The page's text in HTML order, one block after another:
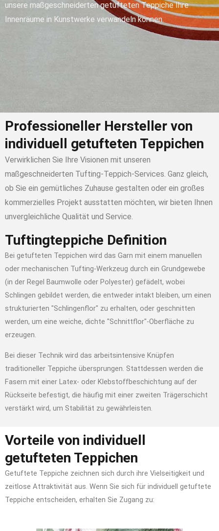
unsere maßgeschneiderten getufteten Teppiche Ihre
Innenräume in Kunstwerke verwandeln können.
Professioneller Hersteller von
individuell getufteten Teppichen
Verwirklichen Sie Ihre Visionen mit unseren
maßgeschneiderten Tufting-Teppich-Services. Ganz gleich,
ob Sie ein gemütliches Zuhause gestalten oder ein großes
kommerzielles Projekt ausstatten möchten, wir bieten Ihnen
unvergleichliche Qualität und Service.
Tuftingteppiche Definition
Bei getufteten Teppichen wird das Garn mit einem manuellen
oder mechanischen Tufting-Werkzeug durch ein Grundgewebe
(in der Regel Baumwolle oder Polyester) gefädelt, wobei
Schlingen gebildet werden, die entweder intakt bleiben, um einen
strukturierten "Schlingenflor" zu erhalten, oder geschnitten
werden, um eine weiche, dichte "Schnittflor"-Oberfläche zu
erzeugen.
Bei dieser Technik wird das arbeitsintensive Knüpfen
traditioneller Teppiche übersprungen. Stattdessen werden die
Fasern mit einer Latex- oder Klebstoffbeschichtung auf der
Rückseite befestigt, die häufig mit einer zweiten Trägerschicht
verstärkt wird, um Stabilität zu gewährleisten.
Vorteile von individuell
getufteten Teppichen
Getuftete Teppiche zeichnen sich durch ihre Vielseitigkeit und
zeitlose Attraktivität aus. Wenn Sie sich für individuell getuftete
Teppiche entscheiden, erhalten Sie Zugang zu: